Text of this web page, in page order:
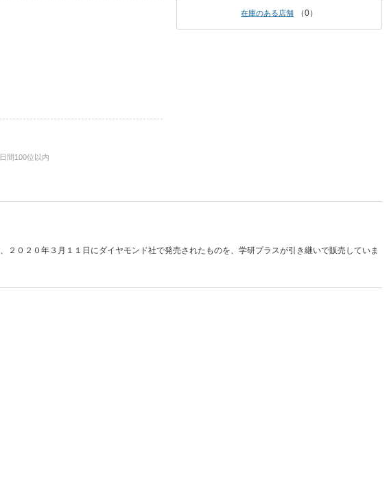
間100位以内
在庫のある店舗 0
０２０年３月１１日にダイヤモンド社で発売されたものを、学研プラスが引き継いで販売していま